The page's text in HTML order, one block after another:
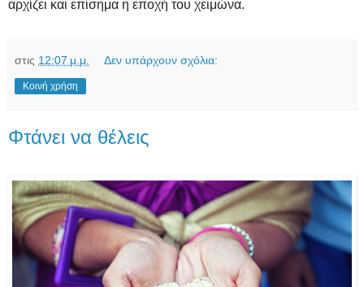
αρχίζει και επίσημα η εποχή του χειμώνα.
στις 12:07 μ.μ. Δεν υπάρχουν σχόλια:
Κοινή χρήση
Φτάνει να θέλεις